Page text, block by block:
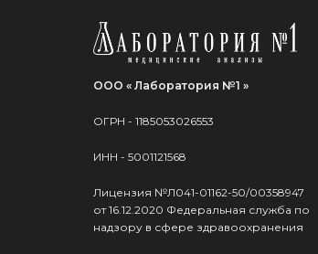
ООО « Лаборатория №1 »
ОГРН - 1185053026553
ИНН - 5001121568
Лицензия №Л041-01162-50/00358947
от 16.12.2020 Федеральная служба по
надзору в сфере здравоохранения